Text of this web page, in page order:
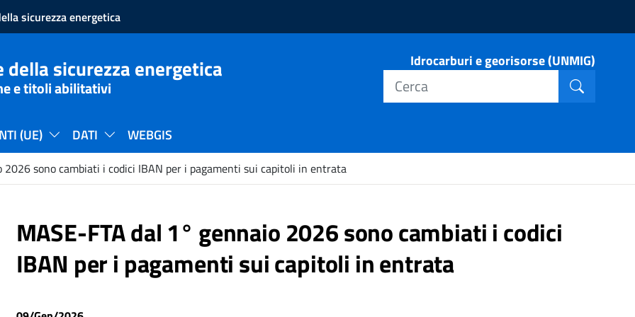
sicurezza energetica
sicurezza energetica
e titoli abilitativi
Idrocarburi e georisorse (UNMIG)
(UE) DATI WEBGIS
2026 sono cambiati i codici IBAN per i pagamenti sui capitoli in entrata
MASE-FTA dal 1° gennaio 2026 sono cambiati i codici
IBAN per i pagamenti sui capitoli in entrata